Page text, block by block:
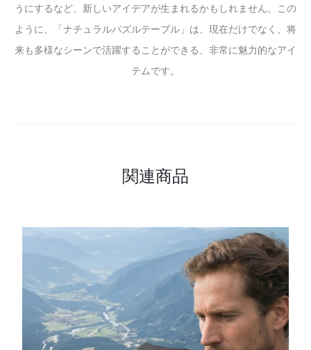
うにするなど、新しいアイデアが生まれるかもしれません。この
ように、「ナチュラルパズルテーブル」は、現在だけでなく、将
来も多様なシーンで活躍することができる、非常に魅力的なアイ
テムです。
関連商品